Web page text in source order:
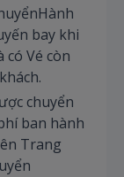
bay khi
Vé còn
chuyển
ban hành
Trang